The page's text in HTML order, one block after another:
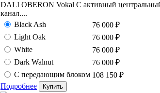
DALI OBERON Vokal C активный
канал....
Black Ash
76 000 ₽
Light Oak
76 000 ₽
White
76 000 ₽
Dark Walnut
76 000 ₽
С передающим блоком 108 150 ₽
Подробнее